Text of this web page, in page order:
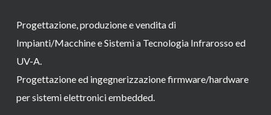
Progettazione, produzione e vendita di
Impianti/Macchine e Sistemi a Tecnologia Infrarosso ed
UV-A.
Progettazione ed ingegnerizzazione firmware/hardware
per sistemi elettronici embedded.